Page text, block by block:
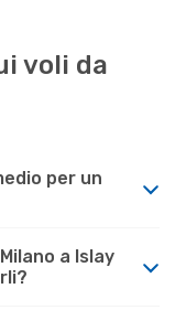
voli da
per un
a Islay